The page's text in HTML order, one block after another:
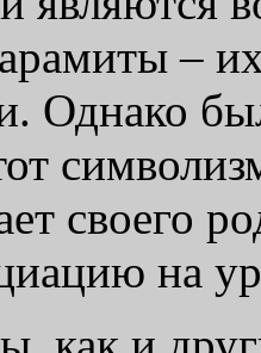
–
Однако
своего
на